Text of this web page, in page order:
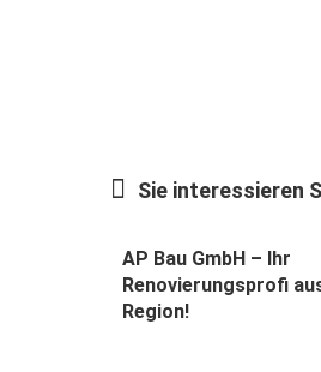
Sie interessieren
AP Bau GmbH – Ihr
Renovierungsprofi
Region!